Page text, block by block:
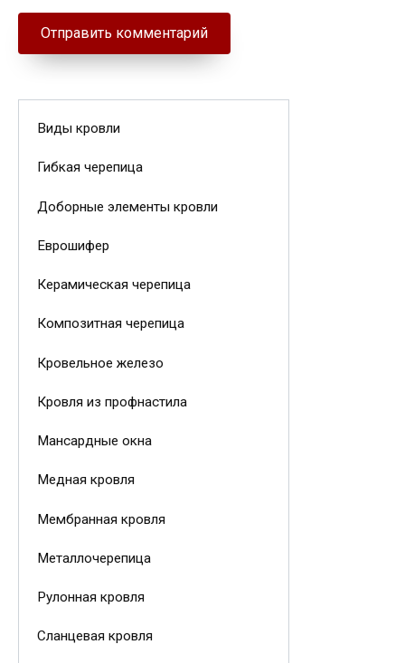
Виды кровли
Гибкая черепица
Доборные элементы кровли
Еврошифер
Керамическая черепица
Композитная черепица
Кровельное железо
Кровля из профнастила
Мансардные окна
Медная кровля
Мембранная кровля
Металлочерепица
Рулонная кровля
Сланцевая кровля